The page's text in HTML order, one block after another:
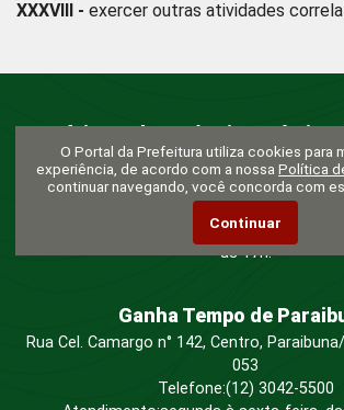
XXXVIII - exercer outras atividades
Prefeitura da Estância Turística
Rua Humaitá, nº 20, Centro - Paraibuna/SP -
E-mail:
Telefone: (12) 3042-5500
Atendimento: segunda à sexta-feira, das 8h
às 17h.
Ganha Tempo de
Rua Cel. Camargo n° 142, Centro,
053
Telefone:(12) 3042-5500
O Portal da Prefeitura utiliza cookies para
experiência, de acordo com a nossa Política
continuar navegando, você concorda com
Continuar